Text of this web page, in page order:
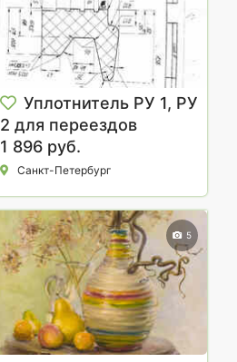
Уплотнитель РУ 1, РУ
2 для переездов
1 896 руб.
Санкт-Петербург
5